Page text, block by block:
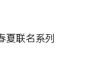
夏联名系列